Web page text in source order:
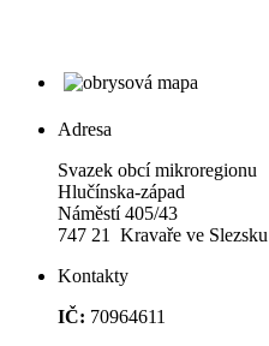
Adresa
Svazek obcí mikroregionu
Hlučínska-západ
Náměstí 405/43
747 21 Kravaře ve Slezsku
Kontakty
IČ: 70964611